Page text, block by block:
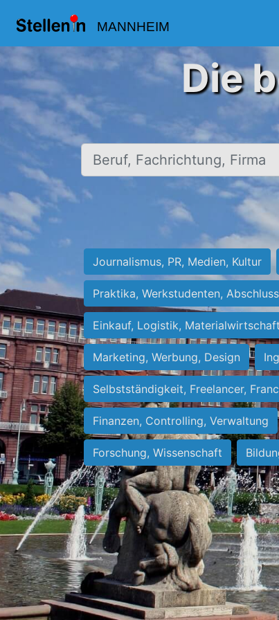
MANNHEIM
Die
Beruf, Fachrichtung, Firma
Journalismus, PR, Medien, Kultur
Praktika, Werkstudenten,
Einkauf, Logistik, Materialwirtschaft
Marketing, Werbung, Design
Selbstständigkeit, Freelancer,
Finanzen, Controlling, Verwaltung
Forschung, Wissenschaft